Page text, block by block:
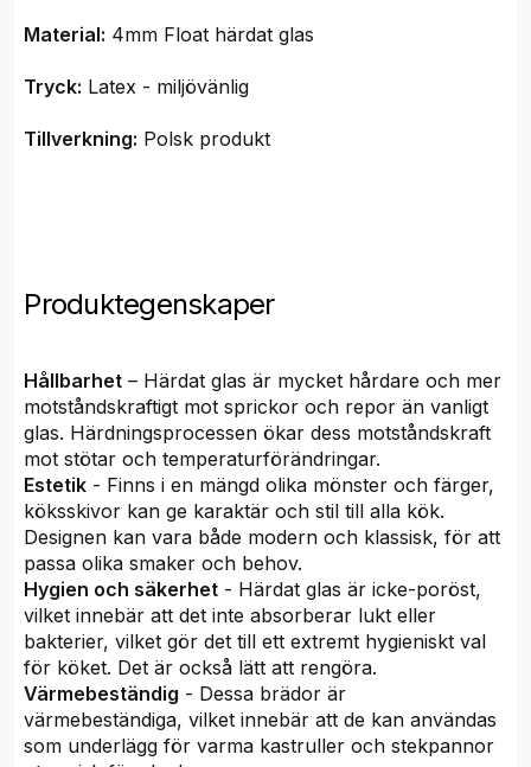
Material: 4mm Float härdat glas
Tryck: Latex - miljövänlig
Tillverkning: Polsk produkt
Produktegenskaper
Hållbarhet – Härdat glas är mycket hårdare och mer
motståndskraftigt mot sprickor och repor än vanligt
glas. Härdningsprocessen ökar dess motståndskraft
mot stötar och temperaturförändringar.
Estetik - Finns i en mängd olika mönster och färger,
köksskivor kan ge karaktär och stil till alla kök.
Designen kan vara både modern och klassisk, för att
passa olika smaker och behov.
Hygien och säkerhet - Härdat glas är icke-poröst,
vilket innebär att det inte absorberar lukt eller
bakterier, vilket gör det till ett extremt hygieniskt val
för köket. Det är också lätt att rengöra.
Värmebeständig - Dessa brädor är
värmebeständiga, vilket innebär att de kan användas
som underlägg för varma kastruller och stekpannor